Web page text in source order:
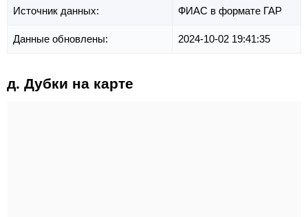
Источник данных: ФИАС в формате ГАР
Данные обновлены: 2024-10-02 19:41:35
д. Дубки на карте